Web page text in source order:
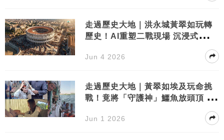
走過歷史大地｜洪永城黃翠如玩轉
歷史！AI重塑二戰現場 沉浸式體驗
Jun 4 2026
走過歷史大地｜黃翠如埃及玩命挑
戰！竟將「守護神」鱷魚放頭頂 畫
Jun 1 2026